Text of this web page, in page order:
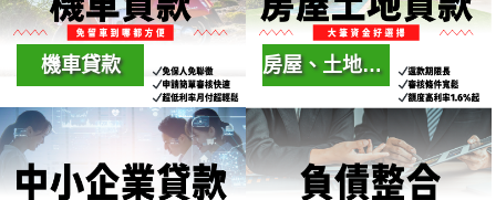
或是中古車，都可以提供
一筆資金協助你
內撥款
機車貸款
人人都有一台機車，他卻
是你融資好夥伴，超低月
繳金額貸款無壓力，申辦
時間只要一個禮拜內就可
房屋、土地貸款
房屋貸款/土地貸款/房貸增
貸/土地增貸/房貸二胎/土
地二胎/轉貸